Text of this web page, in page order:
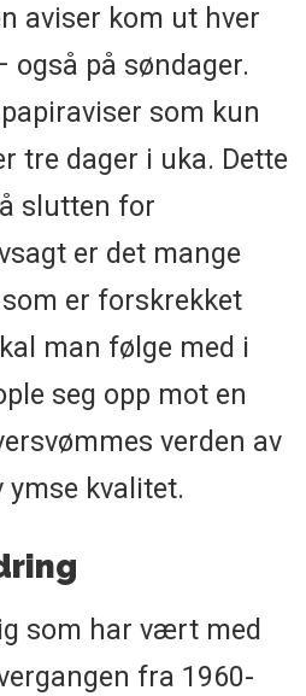
aviser kom ut hver
også på søndager.
som kun
tre dager i uka. Dette
slutten for
er det mange
er forskrekket
man følge med i
seg opp mot en
verden av
ymse kvalitet.
som har vært med
fra 1960-